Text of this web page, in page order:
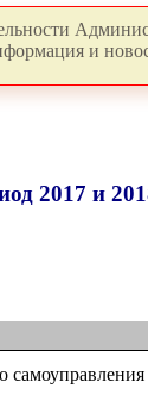
и
2017 и